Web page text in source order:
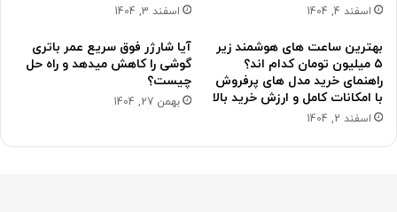
اسفند 4, 1404 اسفند 3, 1404
بهترین ساعت های هوشمند زیر
۵ میلیون تومان کدام اند؟
راهنمای خرید مدل های پرفروش
با امکانات کامل و ارزش خرید بالا
اسفند 2, 1404
آیا شارژر فوق سریع عمر باتری
گوشی را کاهش میدهد و راه حل
چیست؟
بهمن 27, 1404